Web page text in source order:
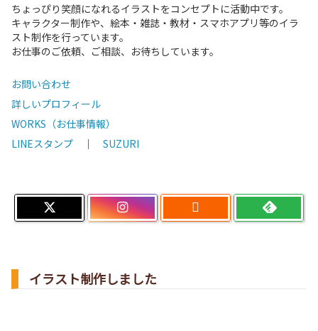
ちょっぴり笑顔になれるイラストをコンセプトに活動中です。
キャラクター制作や、絵本・雑誌・教材・スマホアプリ等のイラ
スト制作を行っています。
お仕事のご依頼、ご相談、お待ちしています。
お問い合わせ
詳しいプロフィール
WORKS（お仕事情報）
LINEスタンプ ｜ SUZURI

イラスト制作しました